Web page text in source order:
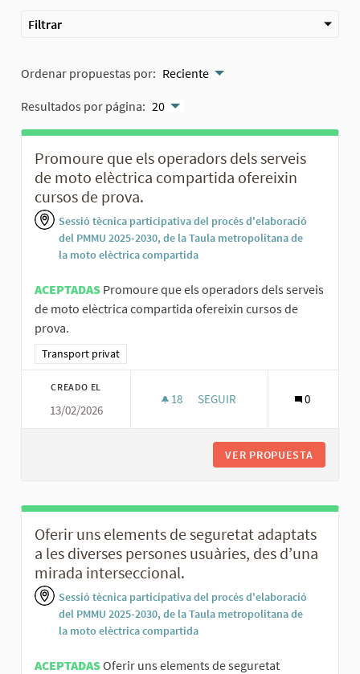
Filtrar
Ordenar propuestas por: Reciente
Resultados por página: 20
Promoure que els operadors dels serveis
de moto elèctrica compartida ofereixin
cursos de prova.
Sessió tècnica participativa del procés d'elaboració
del PMMU 2025-2030, de la Taula metropolitana de
la moto elèctrica compartida
ACEPTADAS Promoure que els operadors dels serveis
de moto elèctrica compartida ofereixin cursos de
prova.
Resultados al filtrar por la categoría: Transport privat
Transport privat
CREADO EL
13/02/2026
18 18 SEGUIDORAS
SEGUIR 0
VER PROPUESTA
Oferir uns elements de seguretat adaptats
a les diverses persones usuàries, des d’una
mirada interseccional.
Sessió tècnica participativa del procés d'elaboració
del PMMU 2025-2030, de la Taula metropolitana de
la moto elèctrica compartida
ACEPTADASOferir uns elements de seguretat